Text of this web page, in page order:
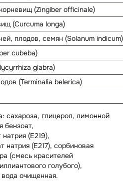
(Zingiber officinale)
(Curcuma longa)
плодов, семян (Solanum indicum)
cubeba)
glabra)
(Terminalia belerica)
: сахароза, глицерол, лимонной
бензоат,
(E219),
натрия (E217), сорбиновая
(смесь красителей
голубого),
очищенная.